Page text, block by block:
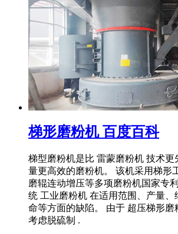
梯形磨粉机 百度百科
梯型磨粉机是比 雷蒙磨粉机 技术更
量更高效的磨粉机。 该机采用梯形
磨辊连动增压等多项磨粉机国家专
统 工业磨粉机 在适用范围、产量
命等方面的缺陷。 由于 超压梯形磨
考虑脱硫制 .